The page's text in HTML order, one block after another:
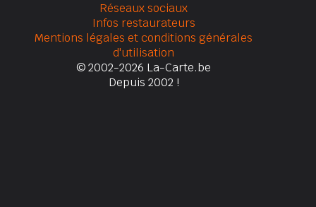
Réseaux sociaux
Infos restaurateurs
Mentions légales et conditions générales
d'utilisation
© 2002-2026 La-Carte.be
Depuis 2002 !